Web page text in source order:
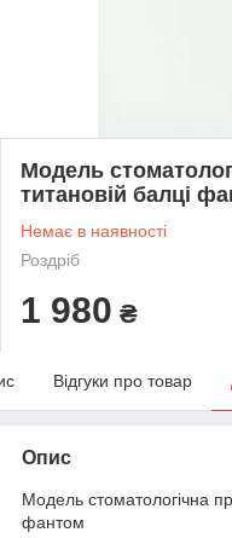
Модель
титановій балці
Немає в наявності
Роздріб
1 980 ₴
Відгуки про товар
Опис
Модель стоматологічна
фантом